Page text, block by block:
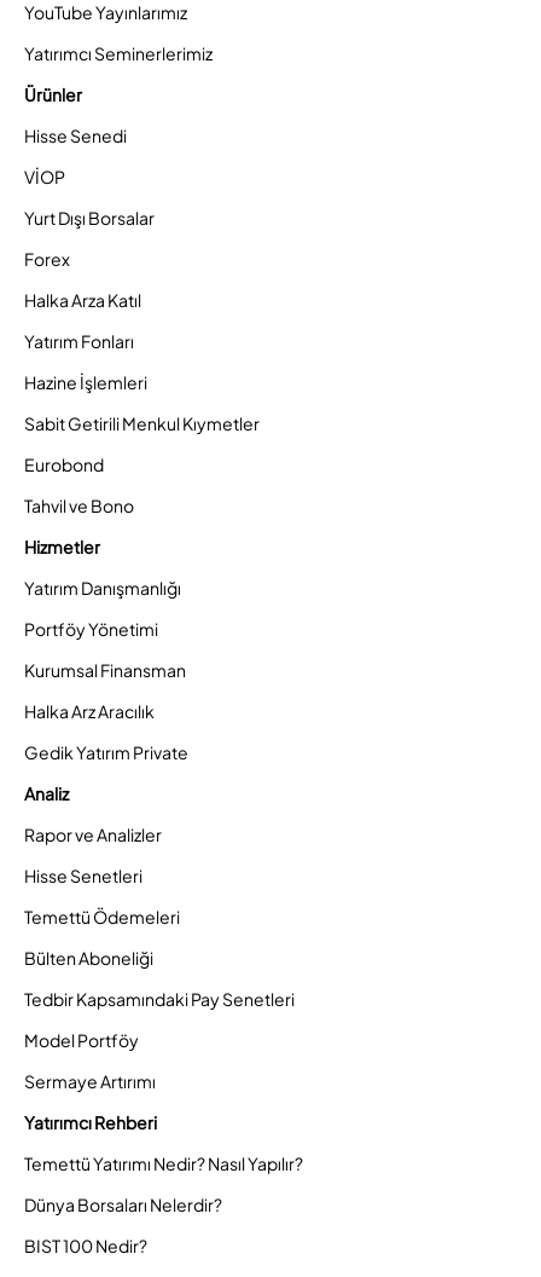
YouTube Yayınlarımız
Yatırımcı Seminerlerimiz
Ürünler
Hisse Senedi
VİOP
Yurt Dışı Borsalar
Forex
Halka Arza Katıl
Yatırım Fonları
Hazine İşlemleri
Sabit Getirili Menkul Kıymetler
Eurobond
Tahvil ve Bono
Hizmetler
Yatırım Danışmanlığı
Portföy Yönetimi
Kurumsal Finansman
Halka Arz Aracılık
Gedik Yatırım Private
Analiz
Rapor ve Analizler
Hisse Senetleri
Temettü Ödemeleri
Bülten Aboneliği
Tedbir Kapsamındaki Pay Senetleri
Model Portföy
Sermaye Artırımı
Yatırımcı Rehberi
Temettü Yatırımı Nedir? Nasıl Yapılır?
Dünya Borsaları Nelerdir?
BIST 100 Nedir?